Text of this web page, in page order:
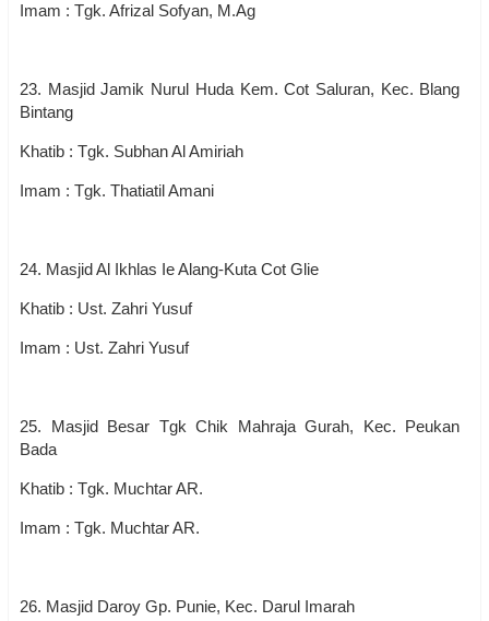
Imam : Tgk. Afrizal Sofyan, M.Ag
23. Masjid Jamik Nurul Huda Kem. Cot Saluran, Kec. Blang
Bintang
Khatib : Tgk. Subhan Al Amiriah
Imam : Tgk. Thatiatil Amani
24. Masjid Al Ikhlas Ie Alang-Kuta Cot Glie
Khatib : Ust. Zahri Yusuf
Imam : Ust. Zahri Yusuf
25. Masjid Besar Tgk Chik Mahraja Gurah, Kec. Peukan
Bada
Khatib : Tgk. Muchtar AR.
Imam : Tgk. Muchtar AR.
26. Masjid Daroy Gp. Punie, Kec. Darul Imarah